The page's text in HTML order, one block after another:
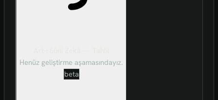
Henüz geliştirme aşamasındayız.
beta